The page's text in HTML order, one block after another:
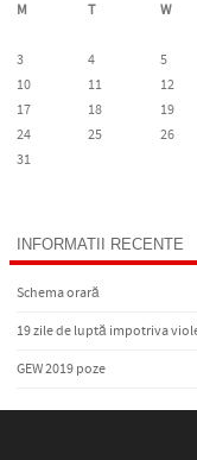
M
T W
3
4 5
10
11 12
17
18 19
24
25 26
31
INFORMATII RECENTE
Schema orară
19 zile de luptă impotriva
GEW 2019 poze